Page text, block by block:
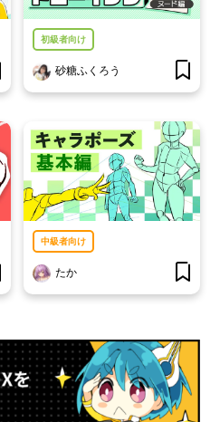
初級者向け
砂糖ふくろう
中級者向け
たか